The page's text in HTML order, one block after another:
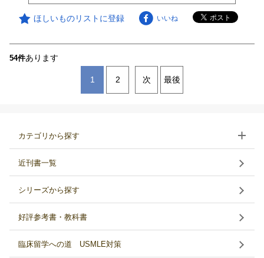
ほしいものリストに登録 いいね
54件あります
1 2 次 最後
カテゴリから探す
近刊書一覧
シリーズから探す
好評参考書・教科書
臨床留学への道 USMLE対策